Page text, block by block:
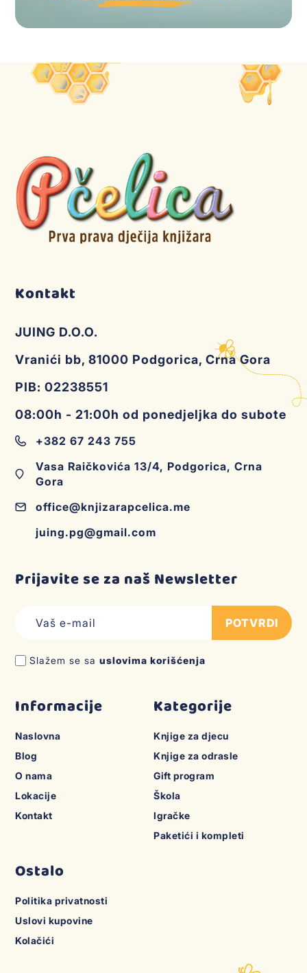
Kontakt
JUING D.O.O.
Vranići bb, 81000 Podgorica, Crna Gora
PIB: 02238551
08:00h - 21:00h od ponedjeljka do subote
+382 67 243 755
Vasa Raičkovića 13/4, Podgorica, Crna
Gora
office@knjizarapcelica.me
juing.pg@gmail.com
Prijavite se za naš Newsletter
POTVRDI
Slažem se sauslovima korišćenja
Informacije
Naslovna
Blog
O nama
Lokacije
Kontakt
Kategorije
Knjige za djecu
Knjige za odrasle
Gift program
Škola
Igračke
Paketići i kompleti
Ostalo
Politika privatnosti
Uslovi kupovine
Kolačići